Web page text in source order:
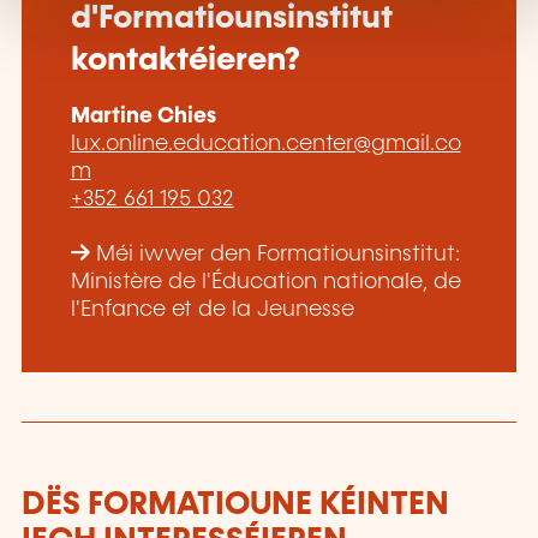
d'Formatiounsinstitut
kontaktéieren?
Martine Chies
lux.online.education.center@gmail.co
m
+352 661 195 032
Méi iwwer den Formatiounsinstitut:
Ministère de l'Éducation nationale, de
l'Enfance et de la Jeunesse
DËS FORMATIOUNE KÉINTEN